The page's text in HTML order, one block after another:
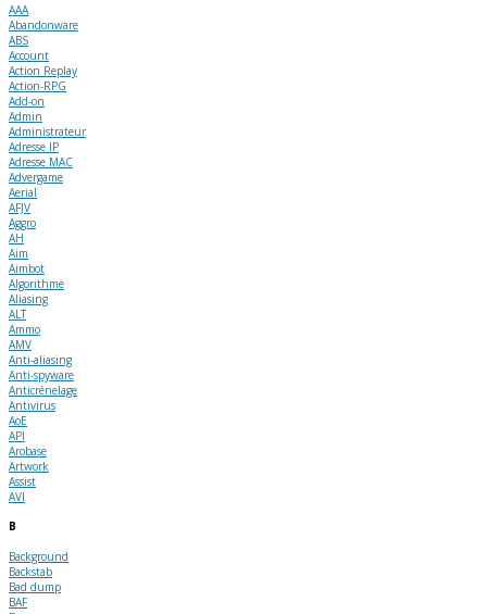
AAA
Abandonware
ABS
Account
Action Replay
Action-RPG
Add-on
Admin
Administrateur
Adresse IP
Adresse MAC
Advergame
Aerial
AFJV
Aggro
AH
Aim
Aimbot
Algorithme
Aliasing
ALT
Ammo
AMV
Anti-aliasing
Anti-spyware
Anticrénelage
Antivirus
AoE
API
Arobase
Artwork
Assist
AVI
B
Background
Backstab
Bad dump
BAF